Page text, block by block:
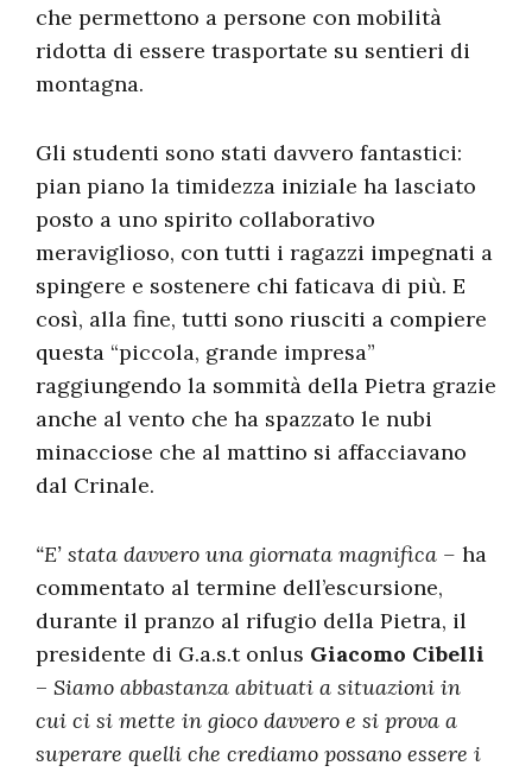
che permettono a persone con mobilità
ridotta di essere trasportate su sentieri di
montagna.
Gli studenti sono stati davvero fantastici:
pian piano la timidezza iniziale ha lasciato
posto a uno spirito collaborativo
meraviglioso, con tutti i ragazzi impegnati a
spingere e sostenere chi faticava di più. E
così, alla fine, tutti sono riusciti a compiere
questa “piccola, grande impresa”
raggiungendo la sommità della Pietra grazie
anche al vento che ha spazzato le nubi
minacciose che al mattino si affacciavano
dal Crinale.
“E’ stata davvero una giornata magnifica – ha
commentato al termine dell’escursione,
durante il pranzo al rifugio della Pietra, il
presidente di G.a.s.t onlus Giacomo Cibelli
– Siamo abbastanza abituati a situazioni in
cui ci si mette in gioco davvero e si prova a
superare quelli che crediamo possano essere i